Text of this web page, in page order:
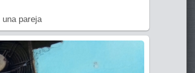
una pareja